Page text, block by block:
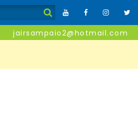
jairsampaio2@hotmail.com